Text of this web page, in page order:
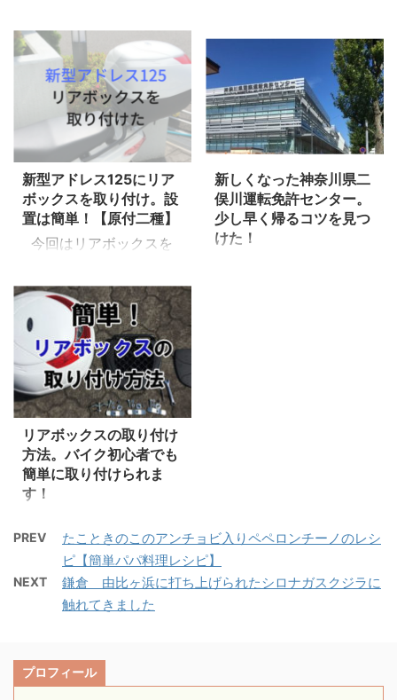
す。 乗り始めて1か月が
たち燃費はどうなのかと
記録していますので継続
して更新していければと
思います。 ※2018/7/31
更新 カタログ上の燃費は
「52.0 km/L」となって
います。 アドレス125
フラットシート 燃費
レポート ※給油時のメー
ターの写真を撮り、前回
計算しています。 燃費
走行：155km 給油：
4.06L ＞＞ 38.1km/L
走行：161km 給油：
3.99L ＞＞ 40.3km/L
...
う？ と思っているあな
た。 今年、実際に免許
をとりに教習所に通った
私が紹介したいと思いま
す。 我が家の子供は5
年生娘、3年生息子。次
第に習い事が多様化して
きました。 車通勤の妻に
アレコレ言われないよう
考えた結果、原付二種の
新型アドレス125にリア
ボックスを取り付け。設
置は簡単！【原付二種】
今回はリアボックスを
をレポートしていきま
す。 リアボックスは雨
具などを入れておける収
納の確保ができ、非常に
便利なものです。 デメリ
ットと言えばちょっと見
た目がダサいくらいでは
ないでしょうか？ 今回
はアドレス125にあった
リアボックスを私が探し
た時の ポイント リアボ
はどれくらいがいい？ 選
ぶ基準は？ 取り付けは自
分でできる？ このあたり
を解説できればと思いま
す。 ...
新しくなった神奈川県二
俣川運転免許センター。
少し早く帰るコツを見つ
けた！
っと早く帰るための座る
思います。 バイク、車関
に併記した時のタイム ...
リアボックスの取り付け
方法。バイク初心者でも
簡単に取り付けられま
す！
って難しいのかな？と購
入前に気になりますよ
ね。 どうやら安物のリア
ボックスを買ったけど説
雨具なども入り大変便
利なリアボックス。 原付
PREV
たこときのこのアンチョビ入りペペロンチーノのレシ
ピ【簡単パパ料理レシピ】
NEXT
鎌倉 由比ヶ浜に打ち上げられたシロナガスクジラに
触れてきました
プロフィール